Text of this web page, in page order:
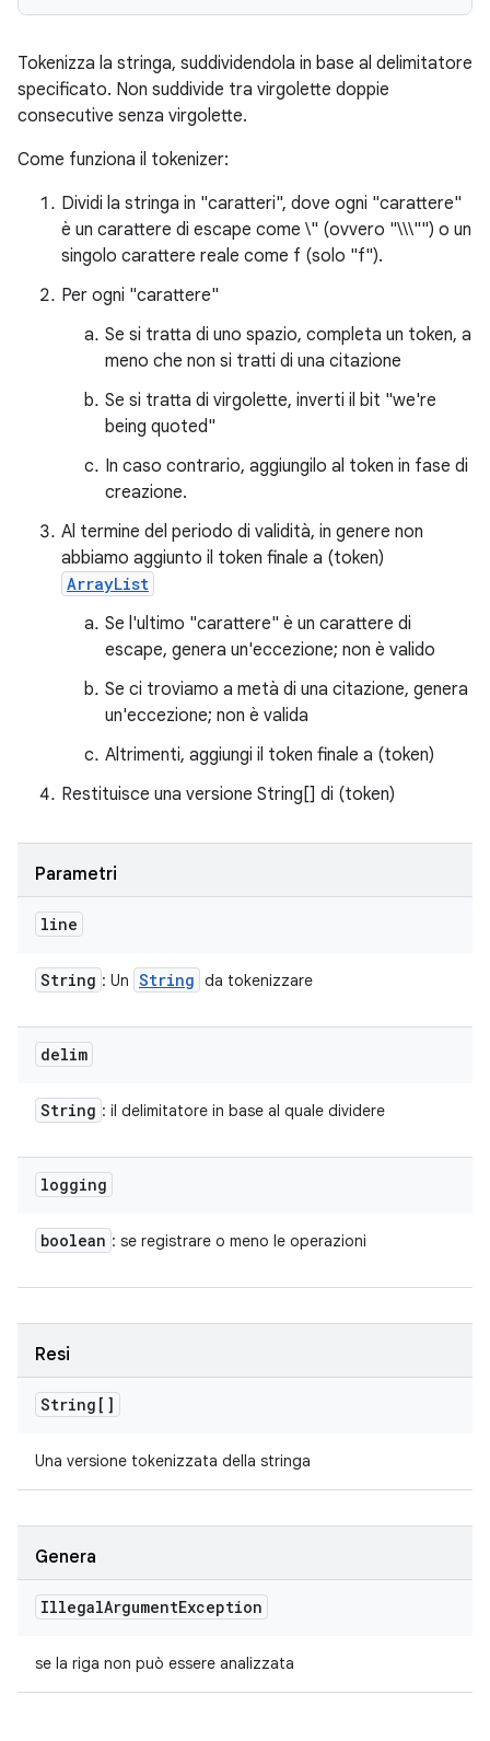
Tokenizza la stringa, suddividendola in base al delimitatore
specificato. Non suddivide tra virgolette doppie
consecutive senza virgolette.
Come funziona il tokenizer:
Dividi la stringa in "caratteri", dove ogni "carattere"
è un carattere di escape come \" (ovvero "\\\"") o un
singolo carattere reale come f (solo "f").
Per ogni "carattere"
Se si tratta di uno spazio, completa un token, a
meno che non si tratti di una citazione
Se si tratta di virgolette, inverti il bit "we're
being quoted"
In caso contrario, aggiungilo al token in fase di
creazione.
Al termine del periodo di validità, in genere non
abbiamo aggiunto il token finale a (token)
ArrayList
Se l'ultimo "carattere" è un carattere di
escape, genera un'eccezione; non è valido
Se ci troviamo a metà di una citazione, genera
un'eccezione; non è valida
Altrimenti, aggiungi il token finale a (token)
Restituisce una versione String[] di (token)
Parametri
line
String : Un String da tokenizzare
delim
String : il delimitatore in base al quale dividere
logging
boolean : se registrare o meno le operazioni
Resi
String[]
Una versione tokenizzata della stringa
Genera
IllegalArgumentException
se la riga non può essere analizzata